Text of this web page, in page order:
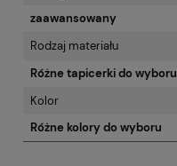
zaawansowany
Rodzaj materiału
Różne tapicerki do wyboru
Kolor
Różne kolory do wyboru